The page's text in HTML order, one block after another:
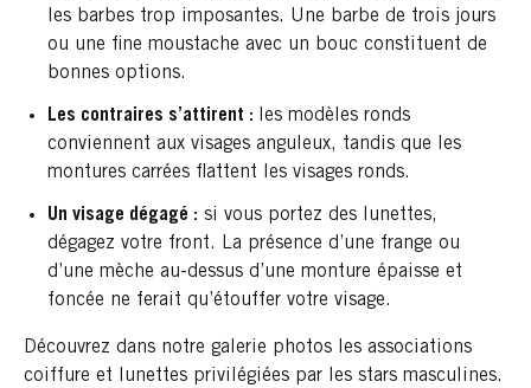
les barbes trop imposantes. Une barbe de trois jours
ou une fine moustache avec un bouc constituent de
bonnes options.
Les contraires s’attirent : les modèles ronds
conviennent aux visages anguleux, tandis que les
montures carrées flattent les visages ronds.
Un visage dégagé : si vous portez des lunettes,
dégagez votre front. La présence d’une frange ou
d’une mèche au-dessus d’une monture épaisse et
foncée ne ferait qu’étouffer votre visage.
Découvrez dans notre galerie photos les associations
coiffure et lunettes privilégiées par les stars masculines.